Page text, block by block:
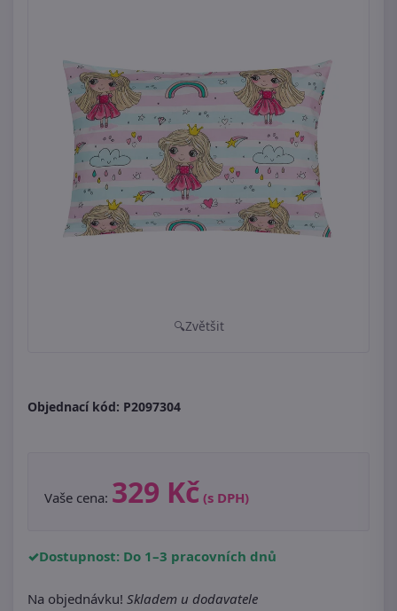
Zvětšit
Objednací kód: P2097304
Vaše cena: 329 Kč (s DPH)
Dostupnost: Do 1–3 pracovních dnů
Na objednávku! Skladem u dodavatele